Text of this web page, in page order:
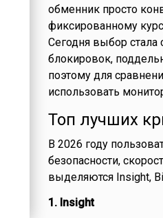
обменник просто
фиксированному
Сегодня выбор стала
блокировок,
поэтому для
использовать
Топ лучших
В 2026 году
безопасности,
выделяются Insight,
1. Insight